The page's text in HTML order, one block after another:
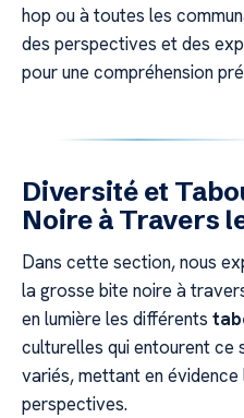
hop ou à toutes les
des perspectives et des
pour une compréhension
Diversité et
Noire à Travers
Dans cette section, nous
la grosse bite noire à
en lumière les différents
culturelles qui entourent ce
variés, mettant en
perspectives.